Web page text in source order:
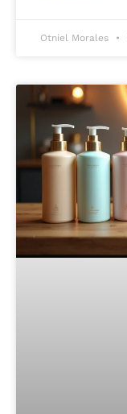
Otniel Morales